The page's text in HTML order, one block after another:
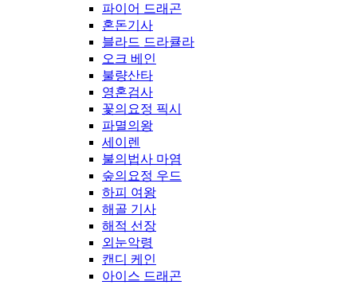
파이어 드래곤
혼돈기사
블라드 드라큘라
오크 베인
불량산타
영혼검사
꽃의요정 픽시
파멸의왕
세이렌
불의법사 마염
숲의요정 우드
하피 여왕
해골 기사
해적 선장
외눈악령
캔디 케인
아이스 드래곤